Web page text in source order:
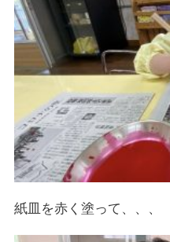
紙皿を赤く塗って、、、